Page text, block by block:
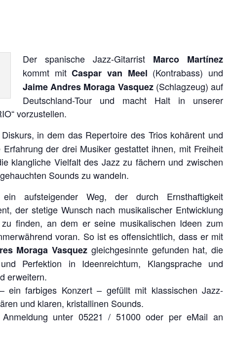
Der spanische Jazz-Gitarrist Marco Martínez
kommt mitCaspar van Meel (Kontrabass) und
Jaime Andres Moraga Vasquez(Schlagzeug) auf
Deutschland-Tour und macht Halt in unserer
vorzustellen.
in dem das Repertoire des Trios kohärent und
der drei Musiker gestattet ihnen, mit Freiheit
klangliche Vielfalt des Jazz zu fächern und zwischen
Sounds zu wandeln.
aufsteigender Weg, der durch Ernsthaftigkeit
der stetige Wunsch nach musikalischer Entwicklung
finden, an dem er seine musikalischen Ideen zum
voran. So ist es offensichtlich, dass er mit
Moraga Vasquez gleichgesinnte gefunden hat, die
Perfektion in Ideenreichtum, Klangsprache und
erweitern.
ein farbiges Konzert – gefüllt mit klassischen Jazz-
und klaren, kristallinen Sounds.
unter 05221 / 51000 oder per eMail an